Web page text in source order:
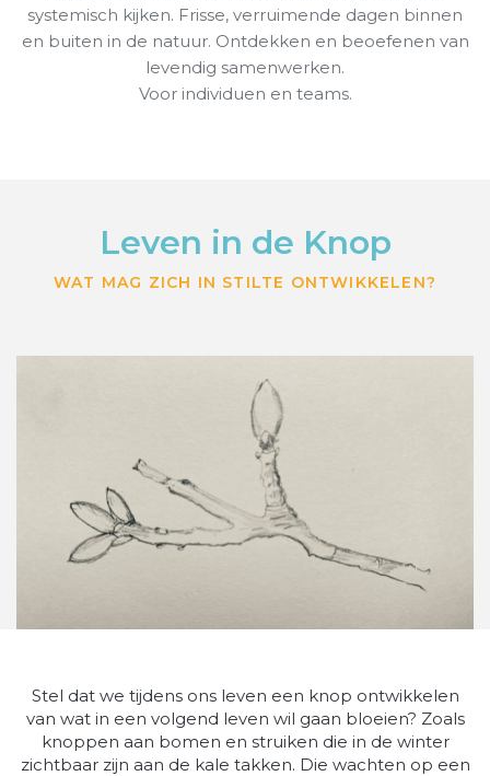
systemisch kijken. Frisse, verruimende dagen binnen
en buiten in de natuur. Ontdekken en beoefenen van
levendig samenwerken.
Voor individuen en teams.
Leven in de Knop
WAT MAG ZICH IN STILTE ONTWIKKELEN?
Stel dat we tijdens ons leven een knop ontwikkelen
van wat in een volgend leven wil gaan bloeien? Zoals
knoppen aan bomen en struiken die in de winter
zichtbaar zijn aan de kale takken. Die wachten op een